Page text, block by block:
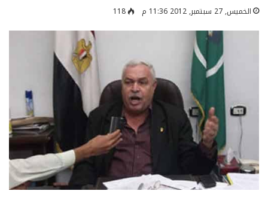
الخميس, 27 سبتمبر, 2012 11:36 م 118